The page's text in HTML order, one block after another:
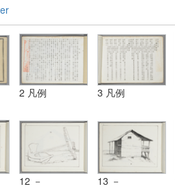
2 凡例 3 凡例
12 － 13 －